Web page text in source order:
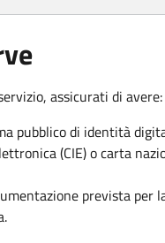
assicurati di avere:
pubblico di identità
(CIE) o carta
prevista per